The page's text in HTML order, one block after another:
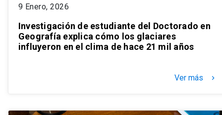
9 Enero, 2026
Investigación de estudiante del Doctorado en
Geografía explica cómo los glaciares
influyeron en el clima de hace 21 mil años
Ver más keyboard_arrow_right